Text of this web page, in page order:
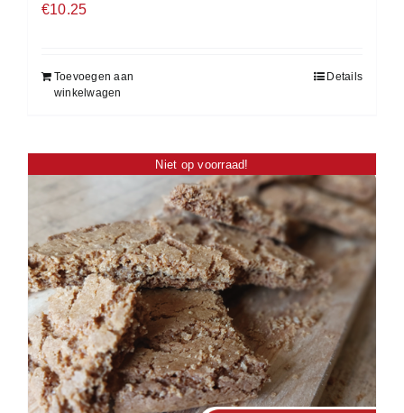
€10.25
Toevoegen aan
winkelwagen
Details
Niet op voorraad!